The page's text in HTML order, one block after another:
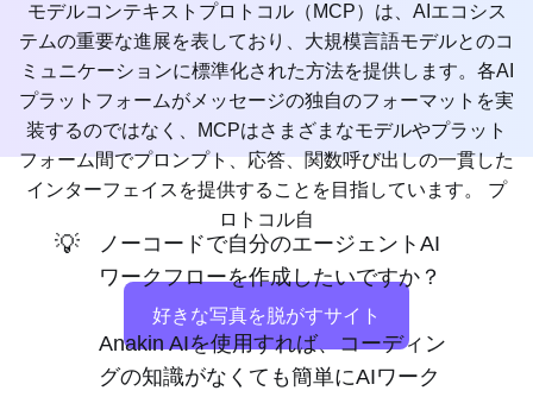
モデルコンテキストプロトコル（MCP）は、AIエコシス
テムの重要な進展を表しており、大規模言語モデルとのコ
ミュニケーションに標準化された方法を提供します。各AI
プラットフォームがメッセージの独自のフォーマットを実
装するのではなく、MCPはさまざまなモデルやプラット
フォーム間でプロンプト、応答、関数呼び出しの一貫した
インターフェイスを提供することを目指しています。 プ
ロトコル自
好きな写真を脱がすサイト
💡
ノーコードで自分のエージェントAI
ワークフローを作成したいですか？
Anakin AIを使用すれば、コーディン
グの知識がなくても簡単にAIワーク